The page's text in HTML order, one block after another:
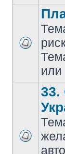
или
33.